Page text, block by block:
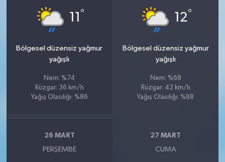
11 °
Bölgesel düzensiz yağmur
yağışlı
Nem: %74
Rüzgar: 36 km/h
Yağış Olasılığı: %86
12°
Bölgesel düzensiz yağmur
yağışlı
Nem: %68
Rüzgar: 42 km/h
Yağış Olasılığı: %88
26 MART
PERŞEMBE
27 MART
CUMA